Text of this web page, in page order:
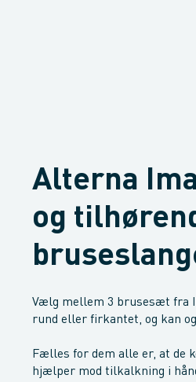
Alterna
og
Vælg mellem 3 brusesæt fra
rund eller firkantet, og kan
Fælles for dem alle er, at de
hjælper mod tilkalkning i